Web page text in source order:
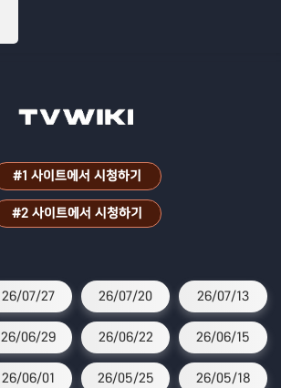
#1 사이트에서 시청하기
#2 사이트에서 시청하기
26/07/27 26/07/20 26/07/13
26/06/29 26/06/22 26/06/15
26/06/01 26/05/25 26/05/18